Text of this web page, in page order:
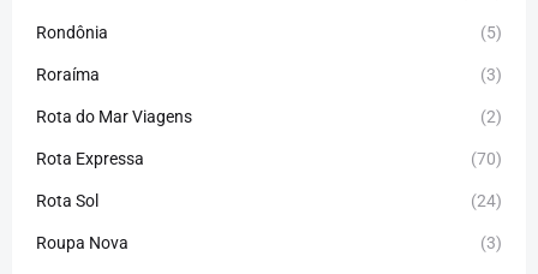
Rondônia (5)
Roraíma (3)
Rota do Mar Viagens (2)
Rota Expressa (70)
Rota Sol (24)
Roupa Nova (3)